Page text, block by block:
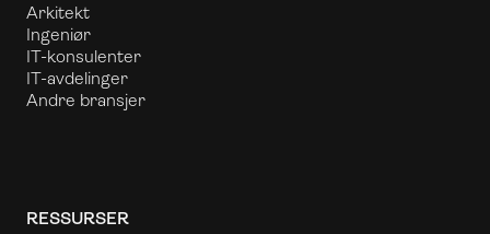
Arkitekt
Ingeniør
IT-konsulenter
IT-avdelinger
Andre bransjer
RESSURSER